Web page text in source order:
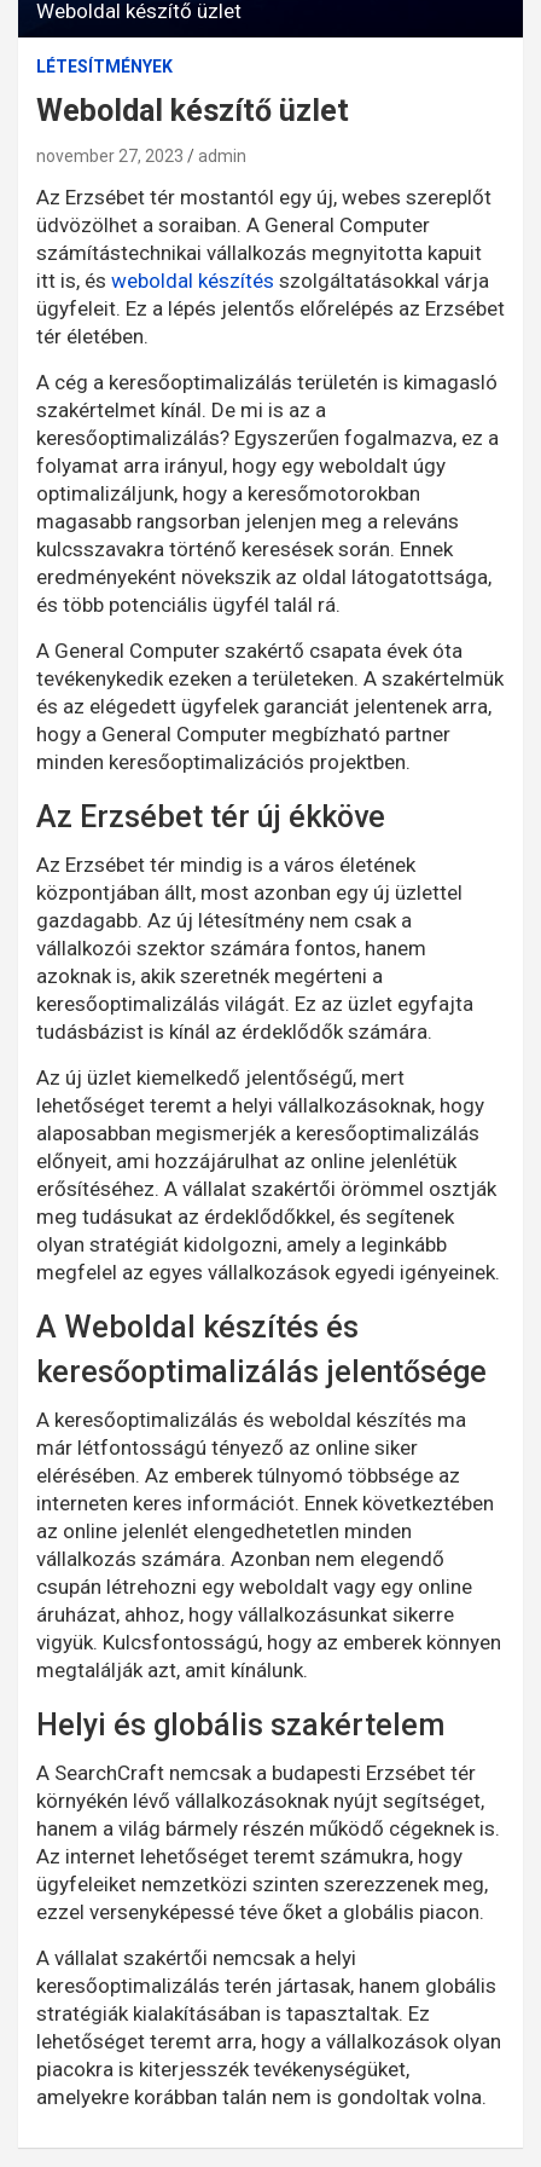
Weboldal készítő üzlet
LÉTESÍTMÉNYEK
Weboldal készítő üzlet
november 27, 2023 admin
Az Erzsébet tér mostantól egy új, webes szereplőt
üdvözölhet a soraiban. A General Computer
számítástechnikai vállalkozás megnyitotta kapuit
itt is, és weboldal készítés szolgáltatásokkal várja
ügyfeleit. Ez a lépés jelentős előrelépés az Erzsébet
tér életében.
A cég a keresőoptimalizálás területén is kimagasló
szakértelmet kínál. De mi is az a
keresőoptimalizálás? Egyszerűen fogalmazva, ez a
folyamat arra irányul, hogy egy weboldalt úgy
optimalizáljunk, hogy a keresőmotorokban
magasabb rangsorban jelenjen meg a releváns
kulcsszavakra történő keresések során. Ennek
eredményeként növekszik az oldal látogatottsága,
és több potenciális ügyfél talál rá.
A General Computer szakértő csapata évek óta
tevékenykedik ezeken a területeken. A szakértelmük
és az elégedett ügyfelek garanciát jelentenek arra,
hogy a General Computer megbízható partner
minden keresőoptimalizációs projektben.
Az Erzsébet tér új ékköve
Az Erzsébet tér mindig is a város életének
központjában állt, most azonban egy új üzlettel
gazdagabb. Az új létesítmény nem csak a
vállalkozói szektor számára fontos, hanem
azoknak is, akik szeretnék megérteni a
keresőoptimalizálás világát. Ez az üzlet egyfajta
tudásbázist is kínál az érdeklődők számára.
Az új üzlet kiemelkedő jelentőségű, mert
lehetőséget teremt a helyi vállalkozásoknak, hogy
alaposabban megismerjék a keresőoptimalizálás
előnyeit, ami hozzájárulhat az online jelenlétük
erősítéséhez. A vállalat szakértői örömmel osztják
meg tudásukat az érdeklődőkkel, és segítenek
olyan stratégiát kidolgozni, amely a leginkább
megfelel az egyes vállalkozások egyedi igényeinek.
A Weboldal készítés és
keresőoptimalizálás jelentősége
A keresőoptimalizálás és weboldal készítés ma
már létfontosságú tényező az online siker
elérésében. Az emberek túlnyomó többsége az
interneten keres információt. Ennek következtében
az online jelenlét elengedhetetlen minden
vállalkozás számára. Azonban nem elegendő
csupán létrehozni egy weboldalt vagy egy online
áruházat, ahhoz, hogy vállalkozásunkat sikerre
vigyük. Kulcsfontosságú, hogy az emberek könnyen
megtalálják azt, amit kínálunk.
Helyi és globális szakértelem
A SearchCraft nemcsak a budapesti Erzsébet tér
környékén lévő vállalkozásoknak nyújt segítséget,
hanem a világ bármely részén működő cégeknek is.
Az internet lehetőséget teremt számukra, hogy
ügyfeleiket nemzetközi szinten szerezzenek meg,
ezzel versenyképessé téve őket a globális piacon.
A vállalat szakértői nemcsak a helyi
keresőoptimalizálás terén jártasak, hanem globális
stratégiák kialakításában is tapasztaltak. Ez
lehetőséget teremt arra, hogy a vállalkozások olyan
piacokra is kiterjesszék tevékenységüket,
amelyekre korábban talán nem is gondoltak volna.